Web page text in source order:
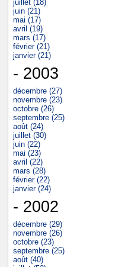
juillet (18)
juin (21)
mai (17)
avril (19)
mars (17)
février (21)
janvier (21)
- 2003
décembre (27)
novembre (23)
octobre (26)
septembre (25)
août (24)
juillet (30)
juin (22)
mai (23)
avril (22)
mars (28)
février (22)
janvier (24)
- 2002
décembre (29)
novembre (26)
octobre (23)
septembre (25)
août (40)